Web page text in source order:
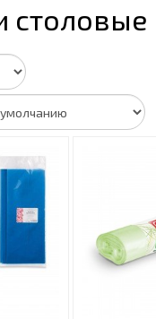
столовые